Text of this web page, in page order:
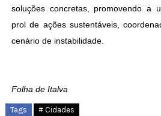
soluções concretas, promovendo a
prol de ações sustentáveis,
cenário de instabilidade.
Folha de Italva
Tags # Cidades